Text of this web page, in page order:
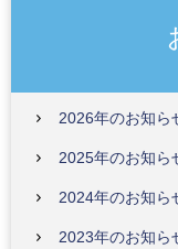
2026年のお知ら
2025年のお知ら
2024年のお知ら
2023年のお知ら